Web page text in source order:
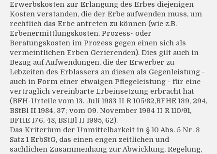
Erwerbskosten zur Erlangung des Erbes diejenigen
Kosten verstanden, die der Erbe aufwenden muss, um
rechtlich das Erbe antreten zu können (wie z.B.
Erbenermittlungskosten, Prozess- oder
Beratungskosten im Prozess gegen einen sich als
vermeintlichen Erben Gerierenden). Dies gilt auch in
Bezug auf Aufwendungen, die der Erwerber zu
Lebzeiten des Erblassers an diesen als Gegenleistung -
auch in Form einer etwaigen Pflegeleistung - für eine
vertraglich vereinbarte Erbeinsetzung erbracht hat
(BFH-Urteile vom 13. Juli 1983 II R 105/82,BFHE 139, 294,
BStBl II 1984, 37; vom 09. November 1994 II R 110/91,
BFHE 176, 48, BStBl II 1995, 62).
Das Kriterium der Unmittelbarkeit in § 10 Abs. 5 Nr. 3
Satz 1 ErbStG, das einen engen zeitlichen und
sachlichen Zusammenhang zur Abwicklung, Regelung,